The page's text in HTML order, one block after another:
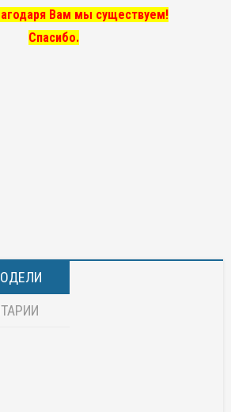
Вам мы существуем!
Спасибо.